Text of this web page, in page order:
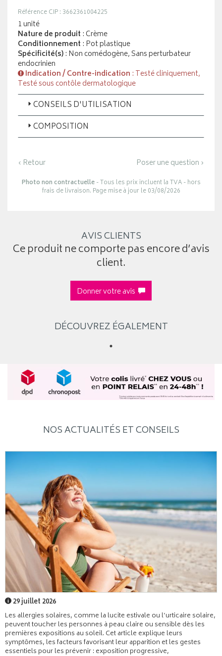
Référence CIP : 3662361004225
1 unité
Nature de produit : Crème
Conditionnement : Pot plastique
Spécificité(s): Non comédogène, Sans perturbateur
endocrinien
Indication / Contre-indication : Testé cliniquement,
Testé sous contôle dermatologique
CONSEILS D'UTILISATION
COMPOSITION
‹ Retour Poser une question ›
Photo non contractuelle- Tous les prix incluent la TVA - hors
frais de livraison. Page mise à jour le 03/08/2026
AVIS CLIENTS
Ce produit ne comporte pas encore d’avis
client.
Donner votre avis
DÉCOUVREZ ÉGALEMENT
NOS ACTUALITÉS ET CONSEILS
29 juillet 2026
Les allergies solaires, comme la lucite estivale ou l’urticaire solaire,
peuvent toucher les personnes à peau claire ou sensible dès les
premières expositions au soleil. Cet article explique leurs
symptômes, les facteurs favorisant leur apparition et les gestes
essentiels pour les prévenir : exposition progressive,